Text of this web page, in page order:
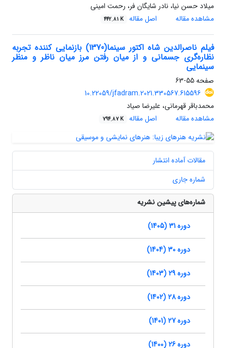
میلاد حسن نیا، نادر شایگان فر، رحمت امینی
مشاهده مقاله
اصل مقاله 442.81 K
فیلم ناصرالدین شاه اکتور سینما(1370) بازنمایی کننده تجربه
نظاره‌گری جسمانی و از میان رفتن مرز میان ناظر و منظر
سینمایی
صفحه55-63
10.22059/jfadram.2021.330567.615596
محمدباقر قهرمانی، علیرضا صیاد
مشاهده مقاله
اصل مقاله 794.87 K
مقالات آماده انتشار
شماره جاری
شماره‌های پیشین نشریه
دوره 31 (1405)
دوره 30 (1404)
دوره 29 (1403)
دوره 28 (1402)
دوره 27 (1401)
دوره 26 (1400)